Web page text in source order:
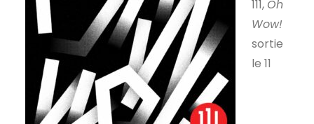
111, Oh
Wow!
sortie
le 11